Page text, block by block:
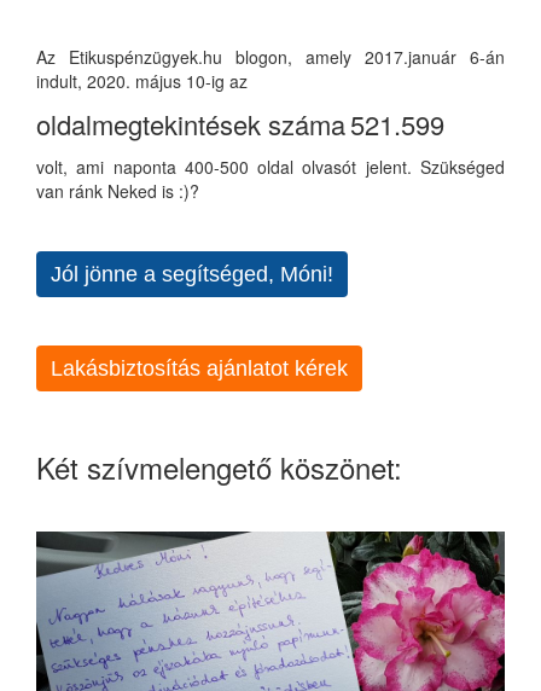
Az Etikuspénzügyek.hu blogon, amely 2017.január 6-án
indult, 2020. május 10-ig az
oldalmegtekintések száma521.599
volt, ami naponta 400-500 oldal olvasót jelent. Szükséged
van ránk Neked is :)?
Jól jönne a segítséged, Móni!
Lakásbiztosítás ajánlatot kérek
Két szívmelengető köszönet: